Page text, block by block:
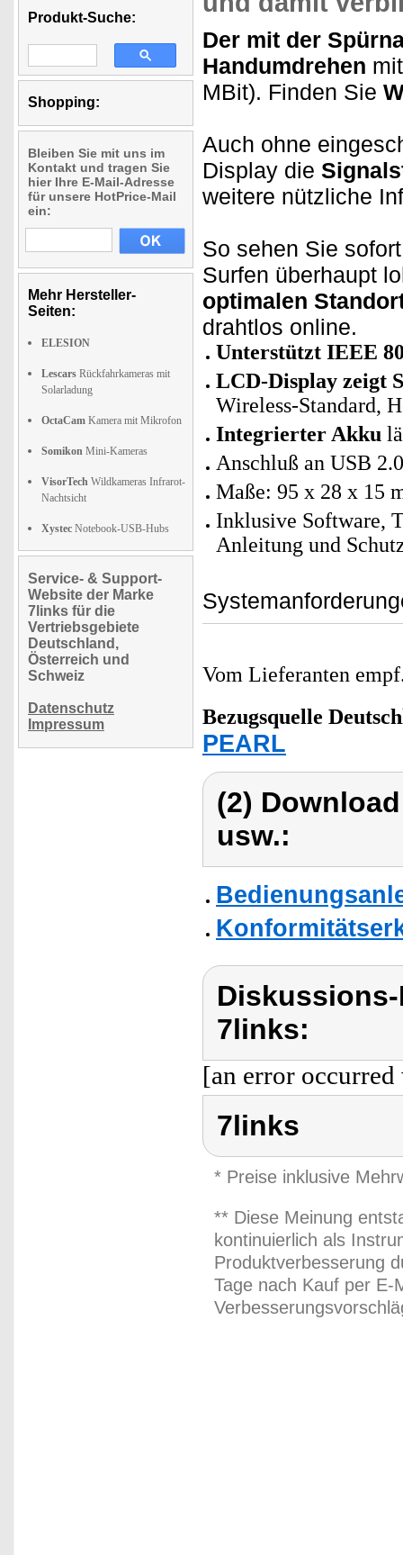
Produkt-Suche:
Shopping:
Bleiben Sie mit uns im
Kontakt und tragen Sie
hier Ihre E-Mail-Adresse
für unsere HotPrice-Mail
ein:
Mehr Hersteller-
Seiten:
ELESION
Lescars Rückfahrkameras mit
Solarladung
OctaCam Kamera mit Mikrofon
Somikon Mini-Kameras
VisorTech Wildkameras Infrarot-
Nachtsicht
Xystec Notebook-USB-Hubs
Service- & Support-
Website der Marke
7links für die
Vertriebsgebiete
Deutschland,
Österreich und
Schweiz
Datenschutz
Impressum
Der mit der
Handumdrehen
MBit). Finden Sie
Auch ohne
Display die
weitere nützliche
So sehen Sie
Surfen überhaupt
optimalen
drahtlos online.
Unterstützt IEEE
LCD-Display zeigt
Wireless-Standard,
Integrierter Akku
Anschluß an USB
Maße: 95 x 28 x 15
Inklusive Software,
Anleitung und
Vom Lieferanten
Bezugsquelle
PEARL
(2)
usw.:
7links:
[an error
7links
* Preise inklusive
** Diese Meinung
kontinuierlich als
Produktverbesserung
Tage nach Kauf per E-